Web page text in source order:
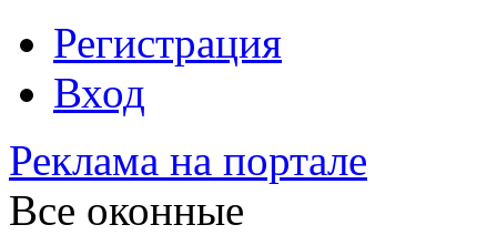
Регистрация
Вход
Реклама на портале
Все оконные